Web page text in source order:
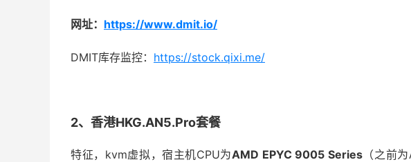
网址： https://www.dmit.io/
DMIT库存监控： https://stock.qixi.me/
2、香港HKG.AN5.Pro套餐
特征，kvm虚拟，宿主机CPU为AMD EPYC 9005 Series（之前